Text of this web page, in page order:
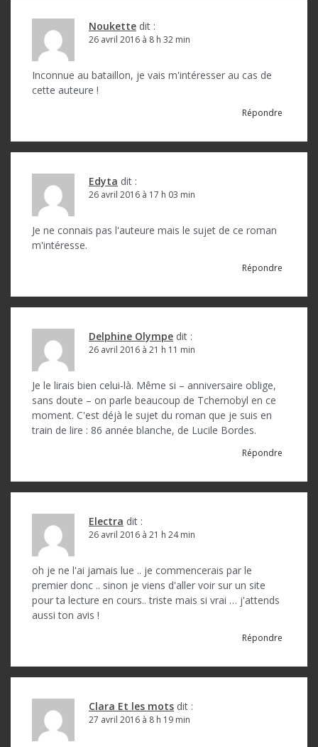
Noukette dit :
26 avril 2016 à 8 h 32 min
Inconnue au bataillon, je vais m'intéresser au cas de
cette auteure !
Répondre
Edyta dit :
26 avril 2016 à 17 h 03 min
Je ne connais pas l'auteure mais le sujet de ce roman
m'intéresse.
Répondre
Delphine Olympe dit :
26 avril 2016 à 21 h 11 min
Je le lirais bien celui-là. Même si – anniversaire oblige,
sans doute – on parle beaucoup de Tchernobyl en ce
moment. C'est déjà le sujet du roman que je suis en
train de lire : 86 année blanche, de Lucile Bordes.
Répondre
Electra dit :
26 avril 2016 à 21 h 24 min
oh je ne l'ai jamais lue .. je commencerais par le
premier donc .. sinon je viens d'aller voir sur un site
pour ta lecture en cours.. triste mais si vrai … j'attends
aussi ton avis !
Répondre
Clara Et les mots dit :
27 avril 2016 à 8 h 19 min